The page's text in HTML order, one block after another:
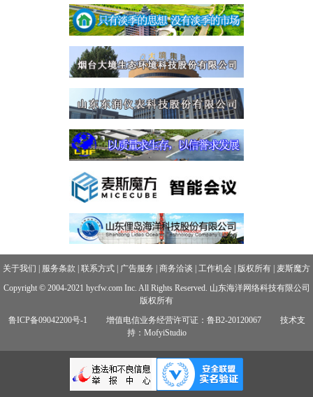
关于我们 服务条款 联系方式 广告服务 商务洽谈 工作机会 版权所有
麦斯魔方
Copyright © 2004-2021 hycfw.com Inc. All Rights Reserved. 山东海洋网络科技有限公司
版权所有
鲁ICP备09042200号-1
增值电信业务经营许可证：鲁B2-20120067
技术支
持：MofyiStudio